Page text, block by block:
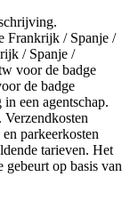
Frankrijk / Spanje /
/ Spanje /
voor de badge
de badge
een agentschap.
parkeerkosten
tarieven. Het
gebeurt op basis van